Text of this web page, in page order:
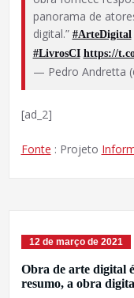
panorama de
digital.” #ArteDigital
#LivrosCI https://
— Pedro Andretta
[ad_2]
Fonte : Projeto
12 de março de 2021
Obra de arte digital
resumo, a obra